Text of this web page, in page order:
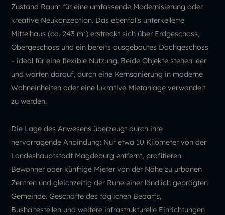
Zustand Raum für eine umfassende Modernisierung oder
kreative Neukonzeption. Das ebenfalls unterkellerte
Mittelhaus (ca. 243 m²) erstreckt sich über Erdgeschoss,
Obergeschoss und ein bereits ausgebautes Dachgeschoss
– ideal für eine flexible Nutzung. Beide Objekte stehen leer
und warten darauf, durch eine Kernsanierung in moderne
Wohneinheiten oder eine lukrative Mietanlage verwandelt
zu werden.
Die Lage des Anwesens überzeugt durch ihre
hervorragende Anbindung: Nur etwa 10 Kilometer von der
Landeshauptstadt Magdeburg entfernt, profitieren
Bewohner oder künftige Mieter von der Nähe zu urbanen
Zentren und gleichzeitig der Ruhe einer ländlich geprägten
Gemeinde. Geschäfte des täglichen Bedarfs,
Bushaltestellen und weitere infrastrukturelle Einrichtungen